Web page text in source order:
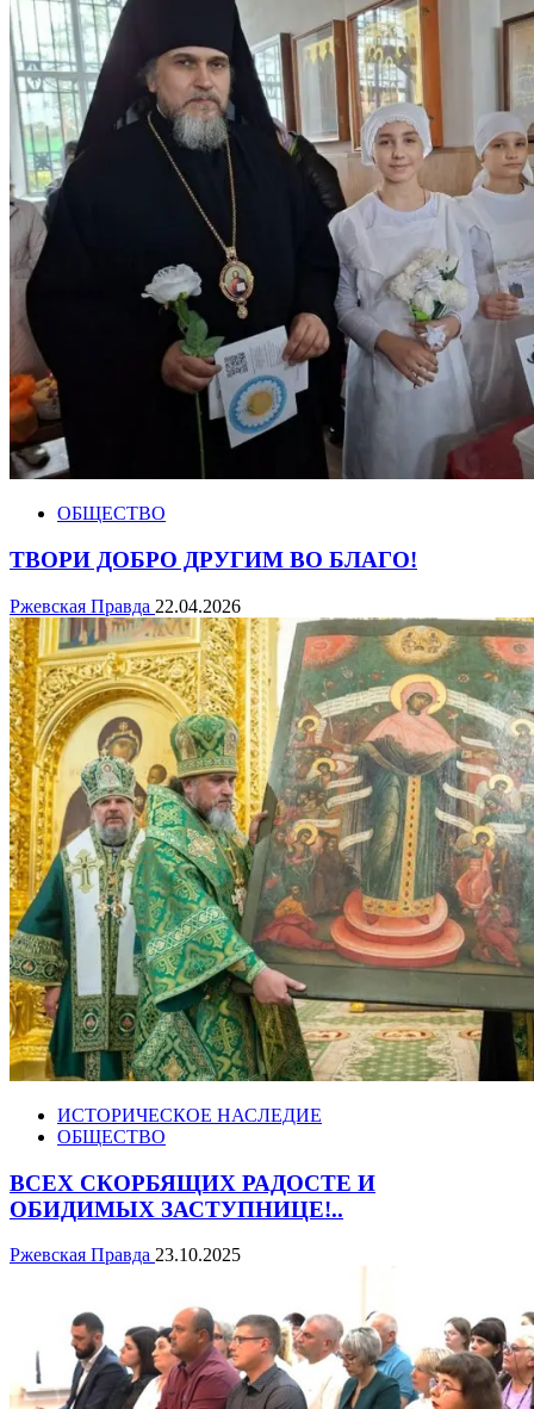
ОБЩЕСТВО
ТВОРИ ДОБРО ДРУГИМ ВО БЛАГО!
Ржевская Правда 22.04.2026
ИСТОРИЧЕСКОЕ НАСЛЕДИЕ
ОБЩЕСТВО
ВСЕХ СКОРБЯЩИХ РАДОСТЕ И
ОБИДИМЫХ ЗАСТУПНИЦЕ!..
Ржевская Правда 23.10.2025